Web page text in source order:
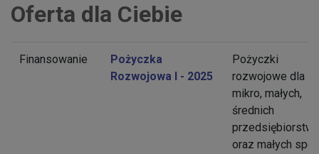
Oferta dla Ciebie
Finansowanie
Pożyczka
Rozwojowa I - 2025
Pożyczki
rozwojowe dla
mikro, małych,
średnich
przedsiębiorstw
oraz małych